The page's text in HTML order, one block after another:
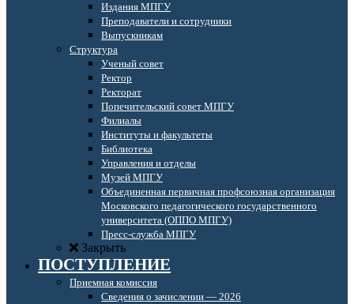
Издания МПГУ
Преподаватели и сотрудники
Выпускникам
Структура
Ученый совет
Ректор
Ректорат
Попечительский совет МПГУ
Филиалы
Институты и факультеты
Библиотека
Управления и отделы
Музей МПГУ
Объединенная первичная профсоюзная организация
Московского педагогического государственного
университета (ОППО МПГУ)
Пресс-служба МПГУ
Закрыть
ПОСТУПЛЕНИЕ
Приемная комиссия
Сведения о зачислении — 2026